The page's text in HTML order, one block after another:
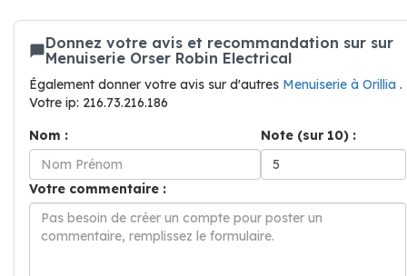
Donnez votre avis et recommandation sur sur
Menuiserie Orser Robin Electrical
Également donner votre avis sur d'autres Menuiserie à Orillia .
Votre ip: 216.73.216.186
Nom :
Note (sur 10) :
Votre commentaire :